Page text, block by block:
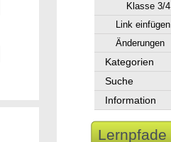
Klasse 3/4
Link einfügen
Änderungen
Kategorien
Suche
Information
Lernpfade